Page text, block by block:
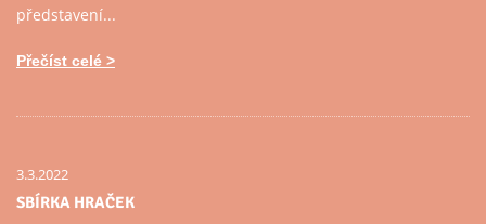
představení...
Přečíst celé
3.3.2022
SBÍRKA HRAČEK